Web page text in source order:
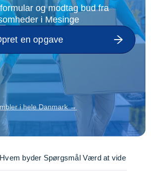
og modtag bud fra
i Mesinge
en opgave
i hele Danmark →
Hvem byder Spørgsmål Værd at vide